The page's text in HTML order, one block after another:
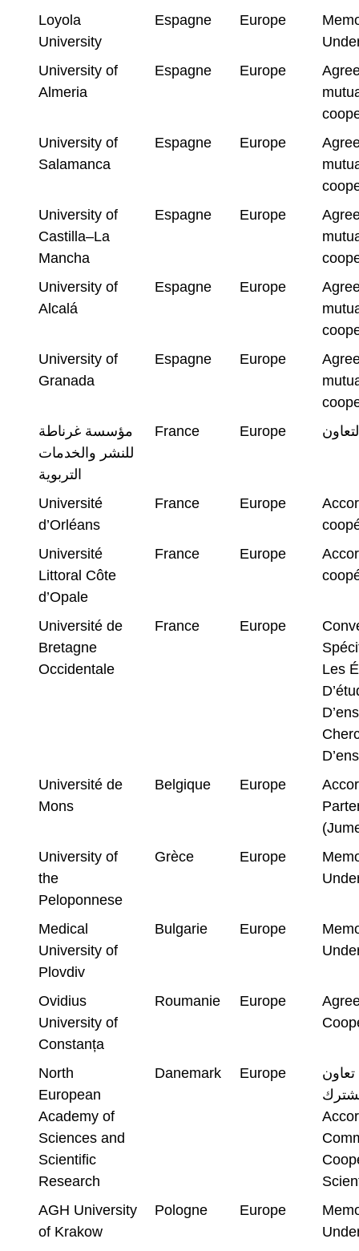
Loyola
University
Espagne Europe
University of
Almeria
Espagne Europe
University of
Salamanca
Espagne Europe
University of
Castilla–La
Mancha
Espagne Europe
University of
Alcalá
Espagne Europe
University of
Granada
Espagne Europe
مؤسسة غرناطة
للنشر والخدمات
التربوية
France Europe
Université
d’Orléans
France Europe
Université
Littoral Côte
d’Opale
France Europe
Université de
Bretagne
Occidentale
France Europe
Les
Université de
Mons
Belgique Europe
University of
the
Peloponnese
Grèce Europe
Medical
University of
Plovdiv
Bulgarie Europe
Ovidius
University of
Constanța
Roumanie Europe
North
European
Academy of
Sciences and
Scientific
Research
Danemark Europe
تعاون
AGH University
of Krakow
Pologne Europe